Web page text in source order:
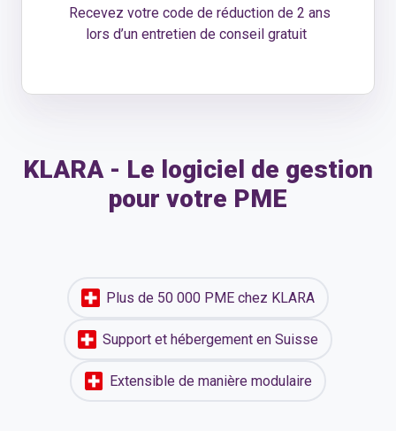
Recevez votre code de réduction de 2 ans
lors d’un entretien de conseil gratuit
KLARA - Le logiciel de gestion
pour votre PME
Plus de 50 000 PME chez KLARA
Support et hébergement en Suisse
Extensible de manière modulaire